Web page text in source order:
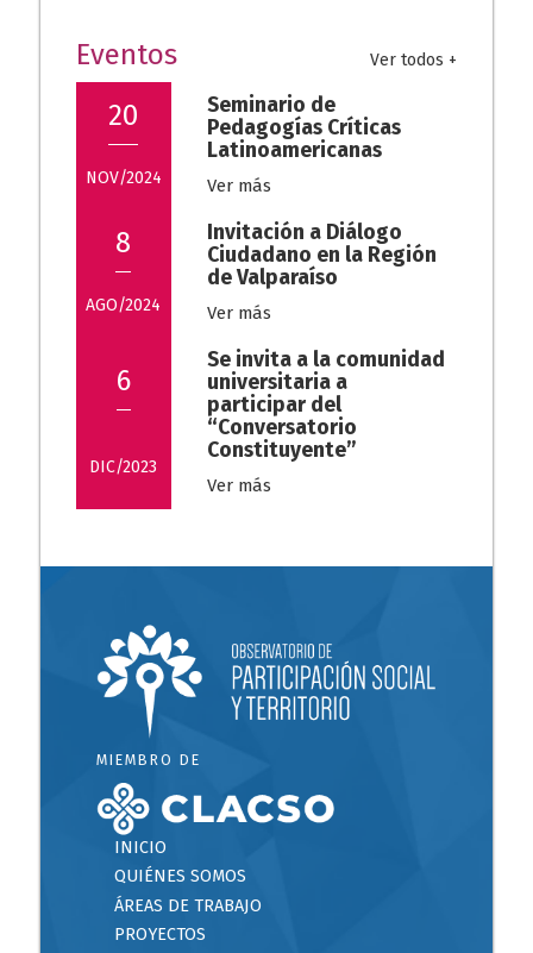
Eventos Ver todos +
20
NOV/2024
Seminario de
Pedagogías Críticas
Latinoamericanas
Ver más
8
AGO/2024
Invitación a Diálogo
Ciudadano en la Región
de Valparaíso
Ver más
6
DIC/2023
Se invita a la comunidad
universitaria a
participar del
“Conversatorio
Constituyente”
Ver más
MIEMBRO DE
INICIO
QUIÉNES SOMOS
ÁREAS DE TRABAJO
PROYECTOS